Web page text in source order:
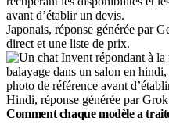
Japonais, réponse générée par
direct et une liste de prix.
Hindi, réponse générée par
Comment chaque modèle a